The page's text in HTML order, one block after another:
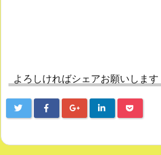
よろしければシェアお願いします